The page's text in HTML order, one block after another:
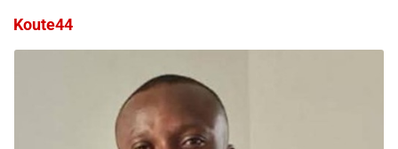
Koute44